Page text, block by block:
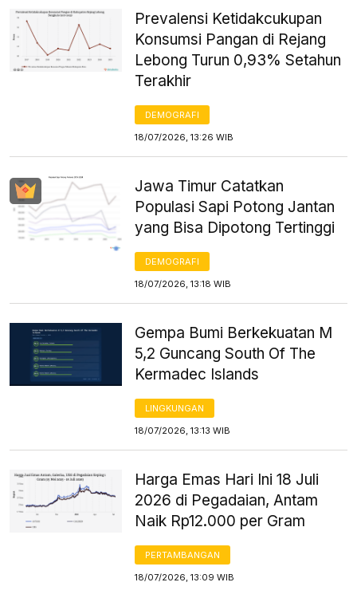
Prevalensi Ketidakcukupan
Konsumsi Pangan di Rejang
Lebong Turun 0,93% Setahun
Terakhir
DEMOGRAFI
18/07/2026, 13:26 WIB
Jawa Timur Catatkan
Populasi Sapi Potong Jantan
yang Bisa Dipotong Tertinggi
DEMOGRAFI
18/07/2026, 13:18 WIB
Gempa Bumi Berkekuatan M
5,2 Guncang South Of The
Kermadec Islands
LINGKUNGAN
18/07/2026, 13:13 WIB
Harga Emas Hari Ini 18 Juli
2026 di Pegadaian, Antam
Naik Rp12.000 per Gram
PERTAMBANGAN
18/07/2026, 13:09 WIB